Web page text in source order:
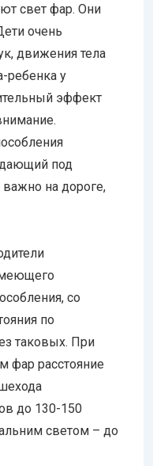
свет фар. Они
очень
движения тела
ребенка у
эффект
под
на дороге,
со
по
таковых. При
фар расстояние
до 130-150
светом – до